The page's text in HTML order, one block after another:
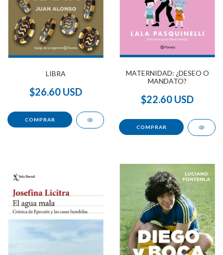
LIBRA
$26.60 USD
MATERNIDAD: ¿DESEO O
MANDATO?
$22.60 USD